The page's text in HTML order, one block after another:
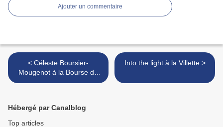
Ajouter un commentaire
< Céleste Boursier-
Mougenot à la Bourse de
Commerce
Into the light à la Villette >
Hébergé par Canalblog
Top articles